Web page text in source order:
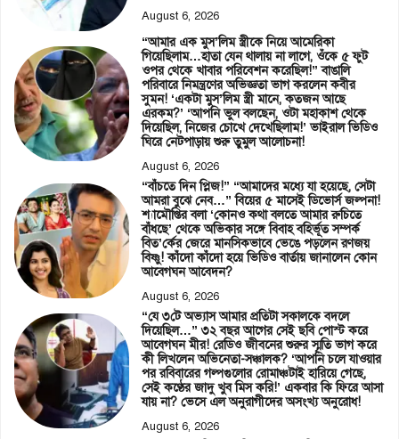
August 6, 2026
“আমার এক মুস’লিম স্ত্রীকে নিয়ে আমেরিকা
গিয়েছিলাম…হাতা যেন থালায় না লাগে, ওঁকে ৫ ফুট
ওপর থেকে খাবার পরিবেশন করেছিল!” বাঙালি
পরিবারে নিমন্ত্রণের অভিজ্ঞতা ভাগ করলেন কবীর
সুমন! ‘একটা মুস’লিম স্ত্রী মানে, কতজন আছে
এরকম?’ ‘আপনি ভুল বলছেন, ওটা মহাকাশ থেকে
দিয়েছিল, নিজের চোখে দেখেছিলাম!’ ভাইরাল ভিডিও
ঘিরে নেটপাড়ায় শুরু তুমুল আলোচনা!
August 6, 2026
“বাঁচতে দিন প্লিজ!” “আমাদের মধ্যে যা হয়েছে, সেটা
আমরা বুঝে নেব…” বিয়ের ৫ মাসেই ডিভোর্স জল্পনা!
শ্যামৌপ্তির বলা ‘কোনও কথা বলতে আমার রুচিতে
বাঁধছে’ থেকে অভিকার সঙ্গে বিবাহ বহির্ভূত সম্পর্ক
বিত’র্কের জেরে মানসিকভাবে ভেঙে পড়লেন রণজয়
বিষ্ণু! কাঁদো কাঁদো হয়ে ভিডিও বার্তায় জানালেন কোন
আবেগঘন আবেদন?
August 6, 2026
“যে ৩টে অভ্যাস আমার প্রতিটা সকালকে বদলে
দিয়েছিল…” ৩২ বছর আগের সেই ছবি পোস্ট করে
আবেগঘন মীর! রেডিও জীবনের শুরুর স্মৃতি ভাগ করে
কী লিখলেন অভিনেতা-সঞ্চালক? ‘আপনি চলে যাওয়ার
পর রবিবারের গল্পগুলোর রোমাঞ্চটাই হারিয়ে গেছে,
সেই কণ্ঠের জাদু খুব মিস করি!’ একবার কি ফিরে আসা
যায় না? ভেসে এল অনুরাগীদের অসংখ্য অনুরোধ!
August 6, 2026